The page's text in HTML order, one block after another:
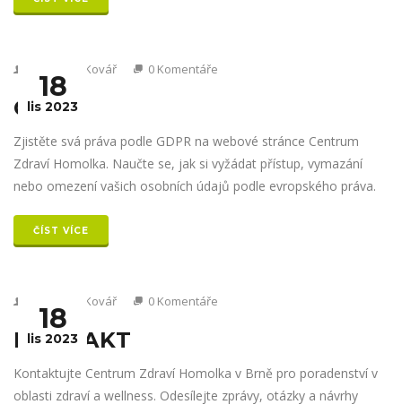
18
lis 2023
Od Václav Kovář 0 Komentáře
GDPR
Zjistěte svá práva podle GDPR na webové stránce Centrum
Zdraví Homolka. Naučte se, jak si vyžádat přístup, vymazání
nebo omezení vašich osobních údajů podle evropského práva.
ČÍST VÍCE
18
lis 2023
Od Václav Kovář 0 Komentáře
KONTAKT
Kontaktujte Centrum Zdraví Homolka v Brně pro poradenství v
oblasti zdraví a wellness. Odesílejte zprávy, otázky a návrhy